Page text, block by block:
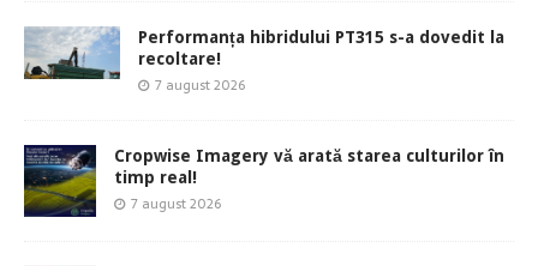
Performanța hibridului PT315 s-a dovedit la
recoltare!
7 august 2026
Cropwise Imagery vă arată starea culturilor în
timp real!
7 august 2026